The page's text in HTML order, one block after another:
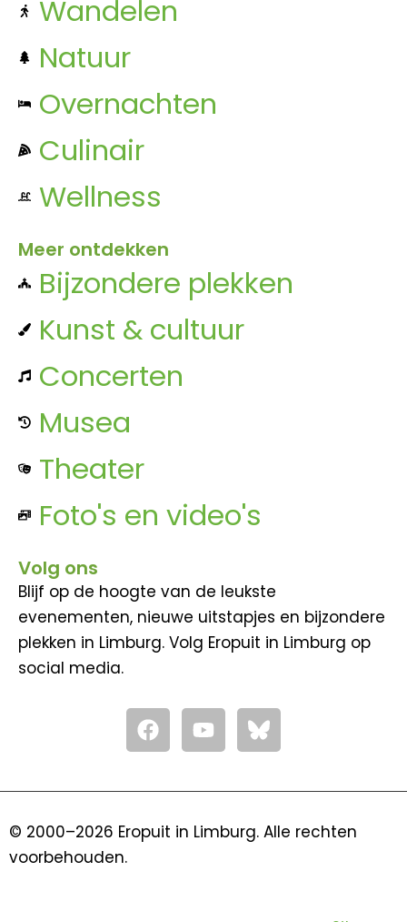
Wandelen
Natuur
Overnachten
Culinair
Wellness
Meer ontdekken
Bijzondere plekken
Kunst & cultuur
Concerten
Musea
Theater
Foto's en video's
Volg ons
Blijf op de hoogte van de leukste
evenementen, nieuwe uitstapjes en bijzondere
plekken in Limburg. Volg Eropuit in Limburg op
social media.
F
a
c
o
Y
o
u
b
© 2000–2026 Eropuit in Limburg. Alle rechten
voorbehouden.